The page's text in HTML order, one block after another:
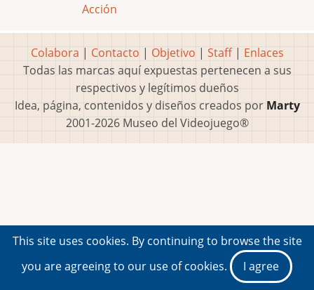
Acción
Colabora | Contacto | Objetivo | Staff| Enlaces
Todas las marcas aquí expuestas pertenecen a sus
respectivos y legítimos dueños
Idea, página, contenidos y diseños creados por Marty
2001-2026 Museo del Videojuego®
This site uses cookies. By continuing to browse the site
you are agreeing to our use of cookies.
I agree